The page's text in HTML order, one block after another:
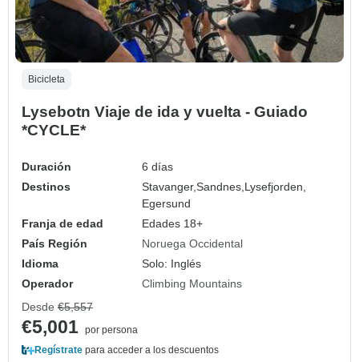
Bicicleta
Lysebotn Viaje de ida y vuelta - Guiado
*CYCLE*
Duración
6 días
Destinos
Stavanger,Sandnes, Lysefjorden,
Egersund
Franja de edad
Edades 18+
País Región
Noruega Occidental
Idioma
Solo: Inglés
Operador
Climbing Mountains
Desde €5,557
€5,001 por persona
Regístrate para acceder a los descuentos